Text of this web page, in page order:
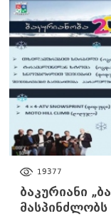
19377
ბაკურიანი
მასპინძლობს